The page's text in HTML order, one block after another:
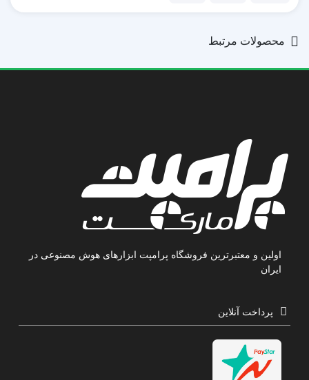
محصولات مرتبط
اولین و معتبرترین فروشگاه پرامپت ابزارهای هوش مصنوعی در
ایران
پرداخت آنلاین